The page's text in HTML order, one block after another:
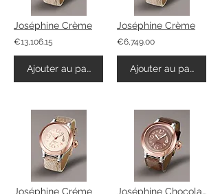
Joséphine Crème
€13,106.15
Ajouter au panier
Joséphine Crème
€6,749.00
Ajouter au panier
Joséphine Créme Joséphine Chocolate